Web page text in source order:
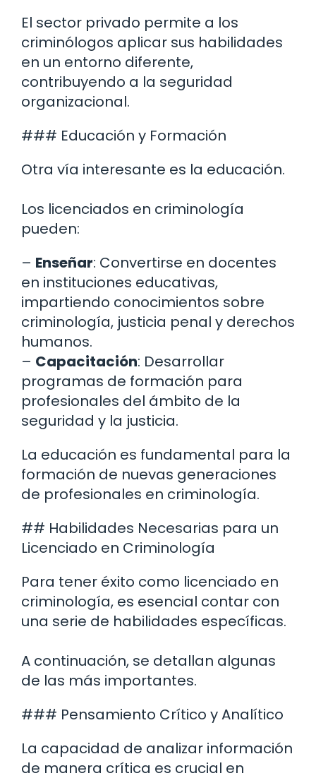
El sector privado permite a los
criminólogos aplicar sus habilidades
en un entorno diferente,
contribuyendo a la seguridad
organizacional.
### Educación y Formación
Otra vía interesante es la educación.
Los licenciados en criminología
pueden:
– Enseñar: Convertirse en docentes
en instituciones educativas,
impartiendo conocimientos sobre
criminología, justicia penal y derechos
humanos.
– Capacitación: Desarrollar
programas de formación para
profesionales del ámbito de la
seguridad y la justicia.
La educación es fundamental para la
formación de nuevas generaciones
de profesionales en criminología.
## Habilidades Necesarias para un
Licenciado en Criminología
Para tener éxito como licenciado en
criminología, es esencial contar con
una serie de habilidades específicas.
A continuación, se detallan algunas
de las más importantes.
### Pensamiento Crítico y Analítico
La capacidad de analizar información
de manera crítica es crucial en